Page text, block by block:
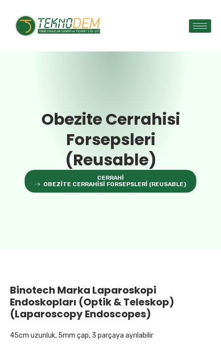
Obezite Cerrahisi
Forsepsleri
(Reusable)
CERRAHI
OBEZITE CERRAHISI FORSEPSLERI (REUSABLE)
Binotech Marka Laparoskopi
Endoskopları (Optik & Teleskop)
(Laparoscopy Endoscopes)
45cm uzunluk, 5mm çap, 3 parçaya ayrılabilir